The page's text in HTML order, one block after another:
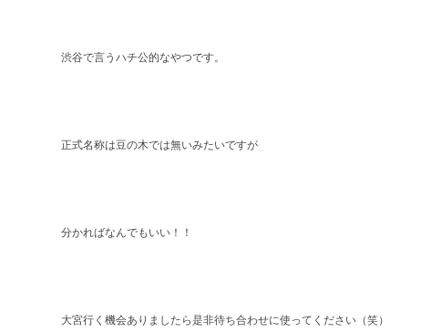
渋谷で言うハチ公的なやつです。
正式名称は豆の木では無いみたいですが
分かればなんでもいい！！
大宮行く機会ありましたら是非待ち合わせに使ってください（笑）